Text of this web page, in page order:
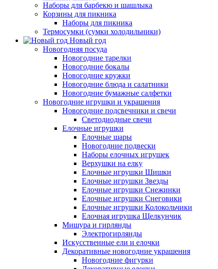
Наборы для барбекю и шашлыка
Корзины для пикника
Наборы для пикника
Термосумки (сумки холодильники)
Новый год
Новогодняя посуда
Новогодние тарелки
Новогодние бокалы
Новогодние кружки
Новогодние блюда и салатники
Новогодние бумажные салфетки
Новогодние игрушки и украшения
Новогодние подсвечники и свечи
Светодиодные свечи
Елочные игрушки
Елочные шары
Новогодние подвески
Наборы елочных игрушек
Верхушки на елку
Елочные игрушки Шишки
Елочные игрушки Звезды
Елочные игрушки Снежинки
Елочные игрушки Снеговики
Елочные игрушки Колокольчики
Елочная игрушка Щелкунчик
Мишура и гирлянды
Электрогирлянды
Искусственные ели и елочки
Декоративные новогодние украшения
Новогодние фигурки